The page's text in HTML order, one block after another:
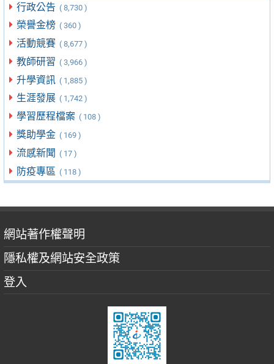
行政公告 ( 8,730 )
榮譽金榜 ( 360 )
活動競賽 ( 8,677 )
教師研習 ( 3,966 )
升學資訊 ( 1,885 )
生涯發展 ( 1,742 )
學習歷程檔案 ( 108 )
獎助學金 ( 169 )
流感新聞 ( 17 )
防疫專區 ( 118 )
網站著作權聲明
隱私權及網站安全政策
登入